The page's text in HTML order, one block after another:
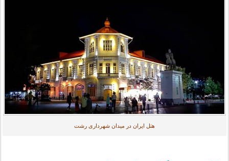
هتل ایران در میدان شهرداری رشت